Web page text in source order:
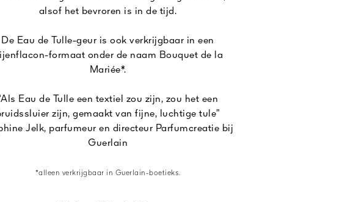
alsof het bevroren is in de tijd.
De Eau de Tulle-geur is ook verkrijgbaar in een
formaat onder de naam Bouquet de la
Mariée*.
Eau de Tulle een textiel zou zijn, zou het een
zijn, gemaakt van fijne, luchtige tule”
Jelk, parfumeur en directeur Parfumcreatie bij
Guerlain
*alleen verkrijgbaar in Guerlain-boetieks.